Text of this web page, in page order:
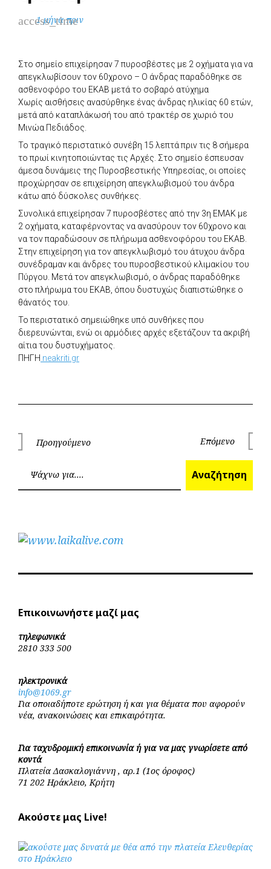
access_time
1 μήνα πριν
Στο σημείο επιχείρησαν 7 πυροσβέστες με 2 οχήματα για να
απεγκλωβίσουν τον 60χρονο – Ο άνδρας παραδόθηκε σε
ασθενοφόρο του ΕΚΑΒ μετά το σοβαρό ατύχημα
Χωρίς αισθήσεις ανασύρθηκε ένας άνδρας ηλικίας 60 ετών,
μετά από καταπλάκωσή του από τρακτέρ σε χωριό του
Μινώα Πεδιάδος.
Το τραγικό περιστατικό συνέβη 15 λεπτά πριν τις 8 σήμερα
το πρωί κινητοποιώντας τις Αρχές. Στο σημείο έσπευσαν
άμεσα δυνάμεις της Πυροσβεστικής Υπηρεσίας, οι οποίες
προχώρησαν σε επιχείρηση απεγκλωβισμού του άνδρα
κάτω από δύσκολες συνθήκες.
Συνολικά επιχείρησαν 7 πυροσβέστες από την 3η ΕΜΑΚ με
2 οχήματα, καταφέρνοντας να ανασύρουν τον 60χρονο και
να τον παραδώσουν σε πλήρωμα ασθενοφόρου του ΕΚΑΒ.
Στην επιχείρηση για τον απεγκλωβισμό του άτυχου άνδρα
συνέδραμαν και άνδρες του πυροσβεστικού κλιμακίου του
Πύργου. Μετά τον απεγκλωβισμό, ο άνδρας παραδόθηκε
στο πλήρωμα του ΕΚΑΒ, όπου δυστυχώς διαπιστώθηκε ο
θάνατός του.
Το περιστατικό σημειώθηκε υπό συνθήκες που
διερευνώνται, ενώ οι αρμόδιες αρχές εξετάζουν τα ακριβή
αίτια του δυστυχήματος.
ΠΗΓΗ neakriti.gr
Πλοήγηση
άρθρων
Προηγούμενο Επόμενο
Αναζήτηση
Επικοινωνήστε μαζί μας
τηλεφωνικά
2810 333 500
ηλεκτρονικά
info@1069.gr
Για οποιαδήποτε ερώτηση ή και για θέματα που αφορούν
νέα, ανακοινώσεις και επικαιρότητα.
Για ταχυδρομική επικοινωνία ή για να μας γνωρίσετε από
κοντά
Πλατεία Δασκαλογιάννη , αρ.1 (1ος όροφος)
71 202 Ηράκλειο, Κρήτη
Ακούστε μας Live!